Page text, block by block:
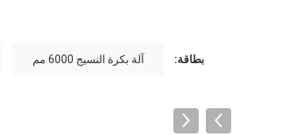
بطاقة: آلة بكرة النسيج 6000 مم